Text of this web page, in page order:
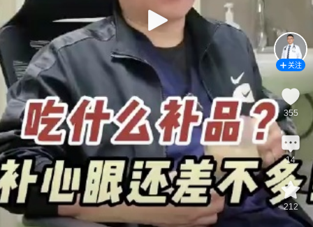
关注
355
14
212